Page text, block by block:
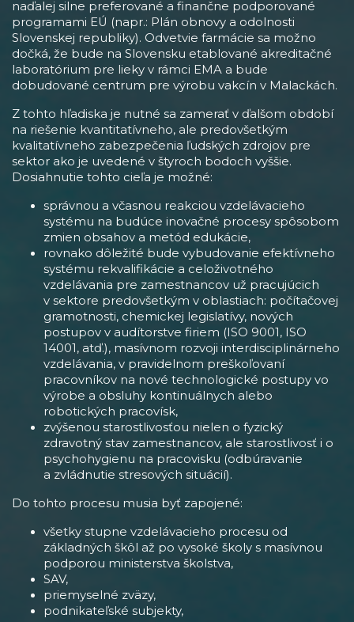
naďalej silne preferované a finančne podporované
programami EÚ (napr.: Plán obnovy a odolnosti
Slovenskej republiky). Odvetvie farmácie sa možno
dočká, že bude na Slovensku etablované akreditačné
laboratórium pre lieky v rámci EMA a bude
dobudované centrum pre výrobu vakcín v Malackách.
Z tohto hľadiska je nutné sa zamerať v ďalšom období
na riešenie kvantitatívneho, ale predovšetkým
kvalitatívneho zabezpečenia ľudských zdrojov pre
sektor ako je uvedené v štyroch bodoch vyššie.
Dosiahnutie tohto cieľa je možné:
správnou a včasnou reakciou vzdelávacieho
systému na budúce inovačné procesy spôsobom
zmien obsahov a metód edukácie,
rovnako dôležité bude vybudovanie efektívneho
systému rekvalifikácie a celoživotného
vzdelávania pre zamestnancov už pracujúcich
v sektore predovšetkým v oblastiach: počítačovej
gramotnosti, chemickej legislatívy, nových
postupov v audítorstve firiem (ISO 9001, ISO
14001, atď.), masívnom rozvoji interdisciplinárneho
vzdelávania, v pravidelnom preškoľovaní
pracovníkov na nové technologické postupy vo
výrobe a obsluhy kontinuálnych alebo
robotických pracovísk,
zvýšenou starostlivosťou nielen o fyzický
zdravotný stav zamestnancov, ale starostlivosť i o
psychohygienu na pracovisku (odbúravanie
a zvládnutie stresových situácií).
Do tohto procesu musia byť zapojené:
všetky stupne vzdelávacieho procesu od
základných škôl až po vysoké školy s masívnou
podporou ministerstva školstva,
SAV,
priemyselné zväzy,
podnikateľské subjekty,